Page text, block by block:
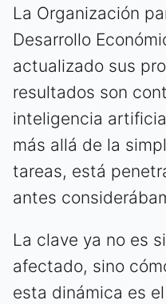
La Organización
Desarrollo
actualizado sus
resultados son
inteligencia
más allá de la
tareas, está
antes
La clave ya no es
afectado, sino
esta dinámica es